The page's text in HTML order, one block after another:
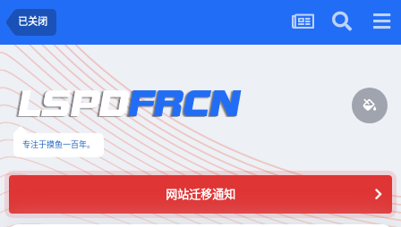
已关闭
专注于摸鱼一百年。
网站迁移通知